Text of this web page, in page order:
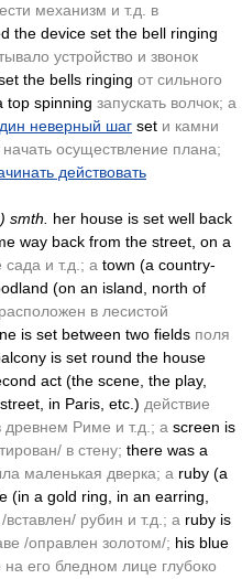
механизм и т.д. в
the device set the bell ringing
устройство и звонок
the bells ringing от сильного
top spinning запускать волчок; а
неверный шаг set и камни
начать осуществление плана;
действовать
smth.
her house is set well back
way back from the street, on a
сада и т.д.; а town (a country-
(on an island, north of
в лесистой
is set between two fields поля
is set round the house
act (the scene, the play,
in Paris, etc.) действие
древнем Риме и т.д.; а screen is
в стену; there was a
маленькая дверка; а ruby (a
(in a gold ring, in an earring,
рубин и т.д.; а ruby is
/оправлен золотом/; his blue
на его бледном лице глубоко